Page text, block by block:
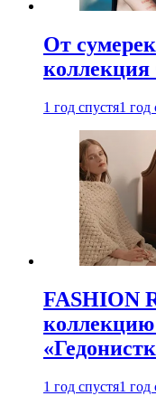
От
1 год спустя1 год
FASHION
1 год спустя1 год